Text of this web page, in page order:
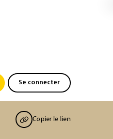
Se connecter
Copier le lien